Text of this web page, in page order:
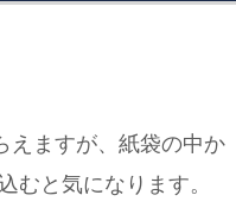
えますが、紙袋の中か
むと気になります。